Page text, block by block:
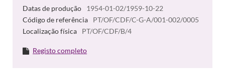
Datas de produção
1954-01-02/1959-10-22
Código de referência
PT/OF/CDF/C-G-A/001-002/0005
Localização física
PT/OF/CDF/B/4
Registo completo